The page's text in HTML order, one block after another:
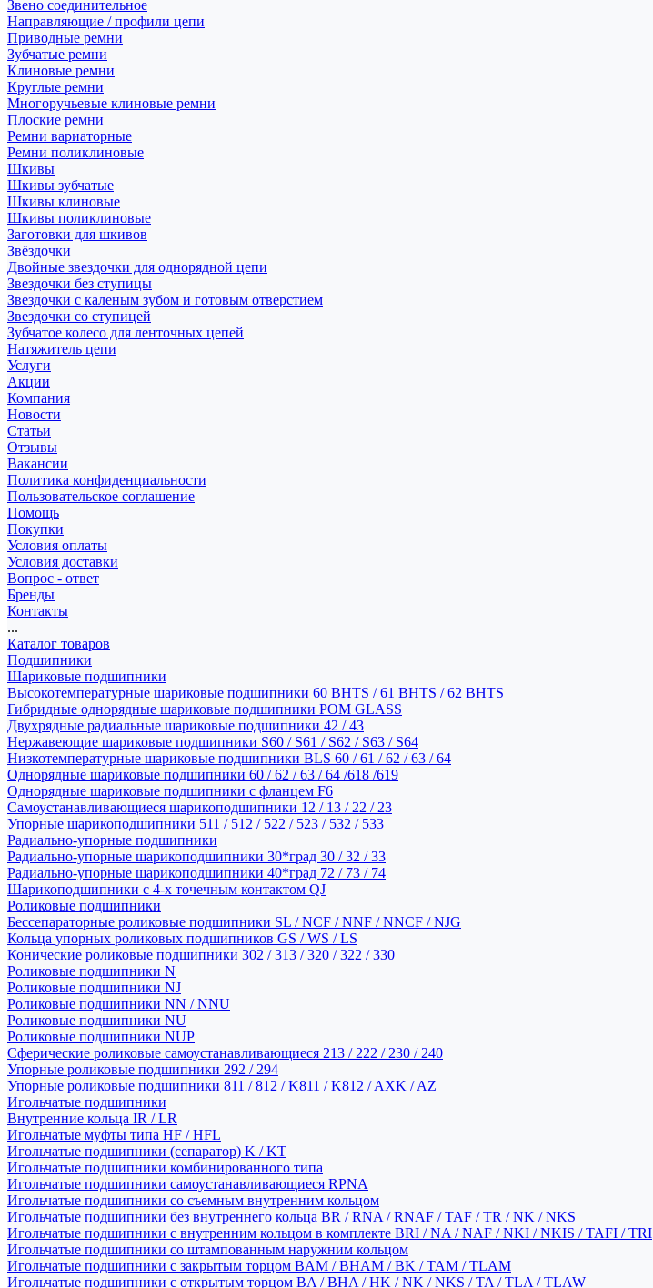
Звено соединительное
Направляющие / профили цепи
Приводные ремни
Зубчатые ремни
Клиновые ремни
Круглые ремни
Многоручьевые клиновые ремни
Плоские ремни
Ремни вариаторные
Ремни поликлиновые
Шкивы
Шкивы зубчатые
Шкивы клиновые
Шкивы поликлиновые
Заготовки для шкивов
Звёздочки
Двойные звездочки для однорядной цепи
Звездочки без ступицы
Звездочки с каленым зубом и готовым отверстием
Звездочки со ступицей
Зубчатое колесо для ленточных цепей
Натяжитель цепи
Услуги
Акции
Компания
Новости
Статьи
Отзывы
Вакансии
Политика конфиденциальности
Пользовательское соглашение
Помощь
Покупки
Условия оплаты
Условия доставки
Вопрос - ответ
Бренды
Контакты
...
Каталог товаров
Подшипники
Шариковые подшипники
Высокотемпературные шариковые подшипники 60 BHTS / 61 BHTS / 62 BHTS
Гибридные однорядные шариковые подшипники POM GLASS
Двухрядные радиальные шариковые подшипники 42 / 43
Нержавеющие шариковые подшипники S60 / S61 / S62 / S63 / S64
Низкотемпературные шариковые подшипники BLS 60 / 61 / 62 / 63 / 64
Однорядные шариковые подшипники 60 / 62 / 63 / 64 /618 /619
Однорядные шариковые подшипники с фланцем F6
Самоустанавливающиеся шарикоподшипники 12 / 13 / 22 / 23
Упорные шарикоподшипники 511 / 512 / 522 / 523 / 532 / 533
Радиально-упорные подшипники
Радиально-упорные шарикоподшипники 30*град 30 / 32 / 33
Радиально-упорные шарикоподшипники 40*град 72 / 73 / 74
Шарикоподшипники с 4-х точечным контактом QJ
Роликовые подшипники
Бессепараторные роликовые подшипники SL / NCF / NNF / NNCF / NJG
Кольца упорных роликовых подшипников GS / WS / LS
Конические роликовые подшипники 302 / 313 / 320 / 322 / 330
Роликовые подшипники N
Роликовые подшипники NJ
Роликовые подшипники NN / NNU
Роликовые подшипники NU
Роликовые подшипники NUP
Сферические роликовые самоустанавливающиеся 213 / 222 / 230 / 240
Упорные роликовые подшипники 292 / 294
Упорные роликовые подшипники 811 / 812 / K811 / K812 / AXK / AZ
Игольчатые подшипники
Внутренние кольца IR / LR
Игольчатые муфты типа HF / HFL
Игольчатые подшипники (сепаратор) K / KT
Игольчатые подшипники комбинированного типа
Игольчатые подшипники самоустанавливающиеся RPNA
Игольчатые подшипники со съемным внутренним кольцом
Игольчатые подшипники без внутреннего кольца BR / RNA / RNAF / TAF / TR / NK / NKS
Игольчатые подшипники с внутренним кольцом в комплекте BRI / NA / NAF / NKI / NKIS / TAFI / TRI
Игольчатые подшипники со штампованным наружним кольцом
Игольчатые подшипники с закрытым торцом BAM / BHAM / BK / TAM / TLAM
Игольчатые подшипники с открытым торцом BA / BHA / HK / NK / NKS / TA / TLA / TLAW